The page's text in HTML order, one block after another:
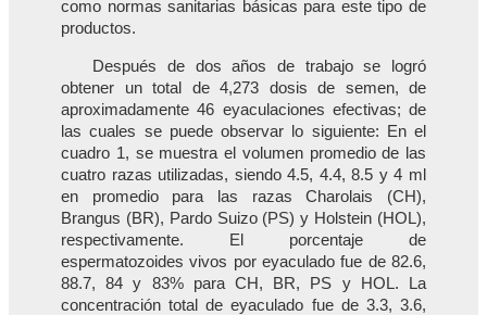
como normas sanitarias básicas para este tipo de
productos.
Después de dos años de trabajo se logró
obtener un total de 4,273 dosis de semen, de
aproximadamente 46 eyaculaciones efectivas; de
las cuales se puede observar lo siguiente: En el
cuadro 1, se muestra el volumen promedio de las
cuatro razas utilizadas, siendo 4.5, 4.4, 8.5 y 4 ml
en promedio para las razas Charolais (CH),
Brangus (BR), Pardo Suizo (PS) y Holstein (HOL),
respectivamente. El porcentaje de
espermatozoides vivos por eyaculado fue de 82.6,
88.7, 84 y 83% para CH, BR, PS y HOL. La
concentración total de eyaculado fue de 3.3, 3.6,